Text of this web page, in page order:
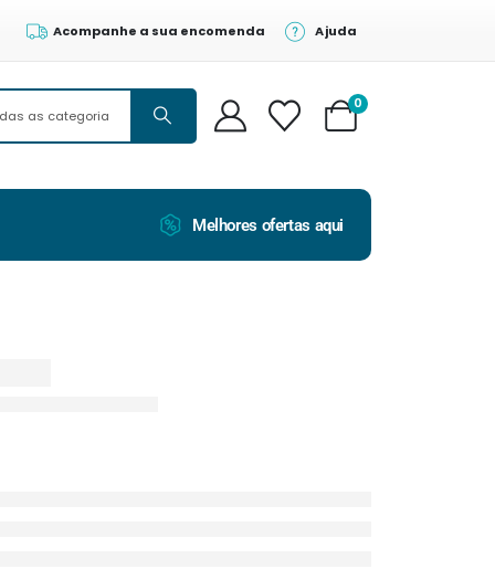
Acompanhe a sua encomenda Ajuda
0
Melhores ofertas aqui